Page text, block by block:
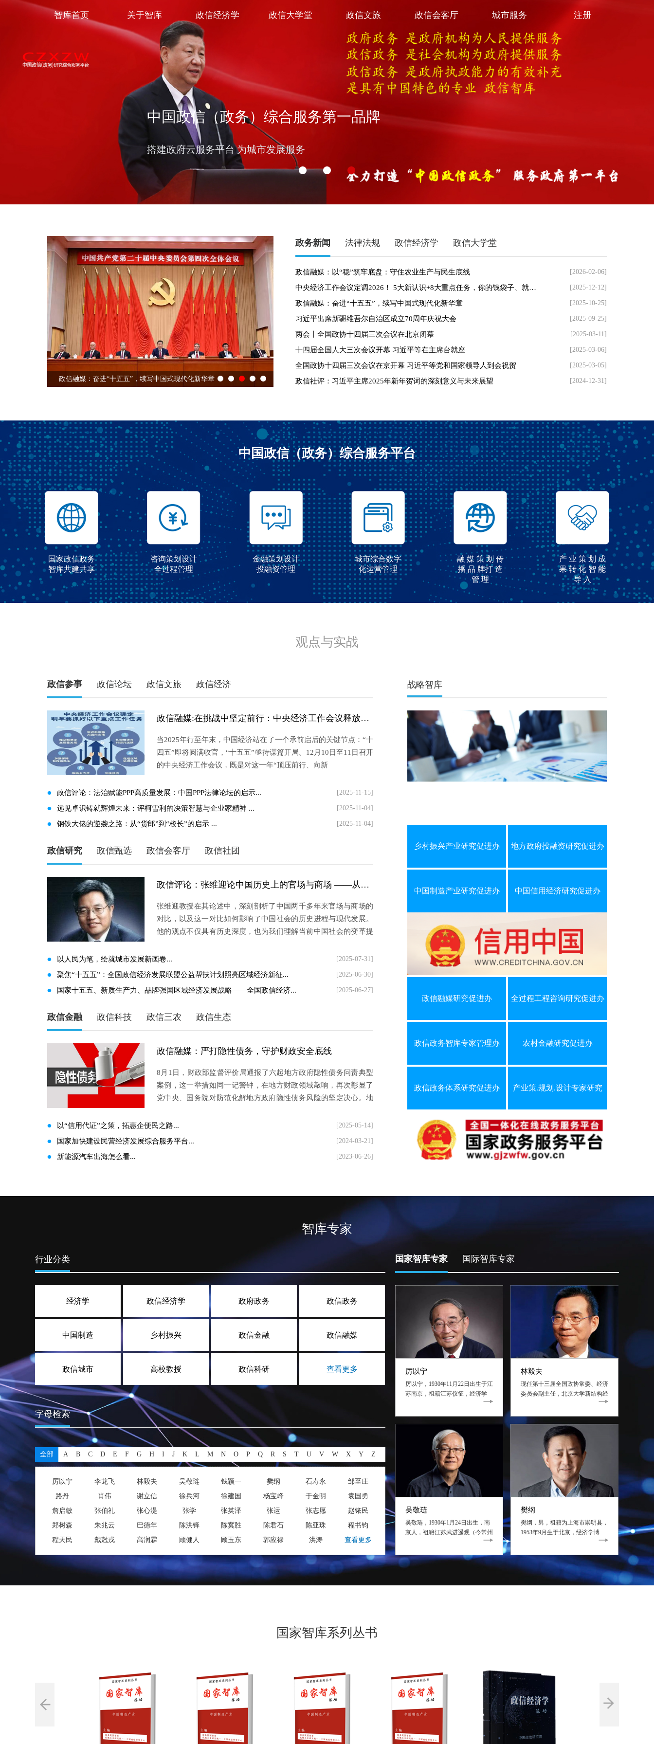
中国政信（政务）综合服务第一品牌
搭建政府云服务平台 为城市发展服务
智库首页 关于智库 政信经济学 政信大学堂 政信文旅 政信会客厅 城市服务 注册
习近平出席新疆维吾尔自治区成立70周年庆祝大会 两会丨全国政协十四届三次会议在北京闭幕 政信融媒：以“稳”筑牢底盘：守住农业生产与
政务新闻 法律法规 政信经济学 政信大学堂
[2026-02-06]
政信融媒：以“稳”筑牢底盘：守住农业生产与民生底线
[2025-12-12]
中央经济工作会议定调2026！ 5大新认识+8大重点任务，你的钱袋子、就业、投资将有这些变化
[2025-10-25]
政信融媒：奋进“十五五”，续写中国式现代化新华章
[2025-09-25]
习近平出席新疆维吾尔自治区成立70周年庆祝大会
[2025-03-11]
两会丨全国政协十四届三次会议在北京闭幕
[2025-03-06]
十四届全国人大三次会议开幕 习近平等在主席台就座
[2025-03-05]
全国政协十四届三次会议在京开幕 习近平等党和国家领导人到会祝贺
[2024-12-31]
政信社评：习近平主席2025年新年贺词的深刻意义与未来展望
中国政信（政务）综合服务平台
国家政信政务
智库共建共享
咨询策划设计
全过程管理
金融策划设计
投融资管理
城市综合数字
化运营管理
融 媒 策 划 传
播 品 牌打 造
管 理
产 业 策 划 成
果 转 化 智 能
导 入
观点与实战
政信参事 政信论坛 政信文旅 政信经济
政信融媒:在挑战中坚定前行：中央经济工作会议释放的信心与方向 ——评2025年中央经济工作会议精神
​当2025年行至年末，中国经济站在了一个承前启后的关键节点：“十
四五”即将圆满收官，“十五五”亟待谋篇开局。12月10日至11日召开
的中央经济工作会议，既是对这一年“顶压前行、向新
[2025-11-15]
政信评论：法治赋能PPP高质量发展：中国PPP法律论坛的启示...
[2025-11-04]
远见卓识铸就辉煌未来：评柯雪利的决策智慧与企业家精神 ...
[2025-11-04]
钢铁大佬的逆袭之路：从“货郎”到“校长”的启示 ...
政信研究 政信甄选 政信会客厅 政信社团
政信评论：张维迎论中国历史上的官场与商场 ——从封闭到开放的转型之路
张维迎教授在其论述中，深刻剖析了中国两千多年来官场与商场的
对比，以及这一对比如何影响了中国社会的历史进程与现代发展。
他的观点不仅具有历史深度，也为我们理解当前中国社会的变革提
来，中国的官场一直对大众保持开放。无论是汉代的举贤良、用孝
悌，还是隋唐...
[2025-07-31]
以人民为笔，绘就城市发展新画卷...
[2025-06-30]
聚焦“十五五”：全国政信经济发展联盟公益帮扶计划照亮区域经济新征...
[2025-06-27]
国家十五五、新质生产力、品牌强国区域经济发展战略——全国政信经济...
政信金融 政信科技 政信三农 政信生态
政信融媒：严打隐性债务，守护财政安全底线
8月1日，财政部监督评价局通报了六起地方政府隐性债务问责典型
案例，这一举措如同一记警钟，在地方财政领域敲响，再次彰显了
党中央、国务院对防范化解地方政府隐性债务风险的坚定决心。地
看，涉及辽宁、福建、山东、湖北、重庆、四川等地，新增隐性债
[2025-05-14]
以“信用代证”之策，拓惠企便民之路...
[2024-03-21]
国家加快建设民营经济发展综合服务平台...
[2023-06-26]
新能源汽车出海怎么看...
战略智库
乡村振兴产业研究促进办 地方政府投融资研究促进办
中国制造产业研究促进办 中国信用经济研究促进办
政信融媒研究促进办 全过程工程咨询研究促进办
政信政务智库专家管理办 农村金融研究促进办
政信政务体系研究促进办 产业策.规划.设计专家研究
智库专家
行业分类
经济学 政信经济学 政府政务 政信政务
中国制造 乡村振兴 政信金融 政信融媒
政信城市 高校教授 政信科研 查看更多
字母检索
全部 A B C D E F G H I J K L M N O P Q R S T U V W X Y Z
厉以宁 李龙飞 林毅夫 吴敬琏 钱颖一 樊纲 石寿永
邹至庄
路丹
肖伟 谢立信 徐兵河 徐建国 杨宝峰 于金明
袁国勇
詹启敏
张伯礼 张心湜 张学 张英泽 张运 张志愿
赵铱民
郑树森
朱兆云 巴德年 陈洪铎 陈冀胜 陈君石 陈亚珠
程书钧
程天民
戴尅戎 高润霖 顾健人 顾玉东 郭应禄 洪涛 查看更多
国家智库专家 国际智库专家
厉以宁
厉以宁，1930年11月22日出生于江
苏南京，祖籍江苏仪征，经济学
家，北京大学战略研究所名誉理事
长、博士生导师
林毅夫
现任第十三届全国政协常委、经济
委员会副主任，北京大学新结构经
济学研究院、南南合作发展学院院
海大学新结构经济学研究院名誉院
吴敬琏
吴敬琏，1930年1月24日出生，南
京人，祖籍江苏武进遥观（今常州
市武进区遥观镇）[1]，1950年入
调整转入上海
樊纲
樊纲，男，祖籍为上海市崇明县，
1953年9月生于北京，经济学博
士，北京大学汇丰商学院教授 、
突出贡献的中
国家智库系列丛书